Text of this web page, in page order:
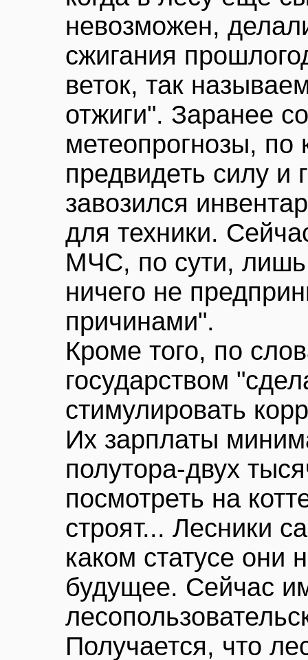
невозможен,
сжигания
веток, так
отжиги". Заранее
метеопрогнозы,
предвидеть силу и
завозился
для техники.
МЧС, по сути, лишь
ничего не
причинами".
Кроме того, по
государством
стимулировать
Их зарплаты
полутора-двух
посмотреть на
строят... Лесники
каком статусе они
будущее. Сейчас
Получается, что